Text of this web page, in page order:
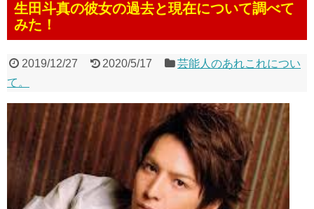
生田斗真の彼女の過去と現在について調べて
みた！
2019/12/27 2020/5/17
芸能人のあれこれについ
て。